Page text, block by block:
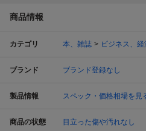
商品情報
カテゴリ 本、雑誌 ビジネス、経
ブランド ブランド登録なし
製品情報 スペック・価格相場を見
商品の状態 目立った傷や汚れなし